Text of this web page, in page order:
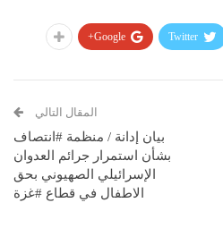
Twitter
Google+
المقال التالي
بيان إدانة / منظمة #انتصاف
بشأن استمرار جرائم العدوان
الإسرائيلي الصهيوني بحق
الاطفال في قطاع #غزة